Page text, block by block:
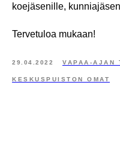
koejäsenille,
Tervetuloa mukaan!
29.04.2022 VAPAA-AJAN
KESKUSPUISTON OMAT